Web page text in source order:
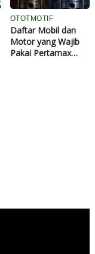
OTOTMOTIF
Daftar Mobil dan
Motor yang Wajib
Pakai Pertamax